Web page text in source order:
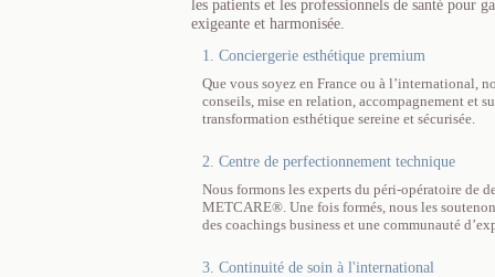
les patients et les professionnels de santé pour
exigeante et harmonisée.
1. Conciergerie esthétique premium
Que vous soyez en France ou à l’international,
conseils, mise en relation, accompagnement et
transformation esthétique sereine et sécurisée.
2. Centre de perfectionnement technique
Nous formons les experts du péri-opératoire de
METCARE®. Une fois formés, nous les
des coachings business et une communauté
3. Continuité de soin à l'international